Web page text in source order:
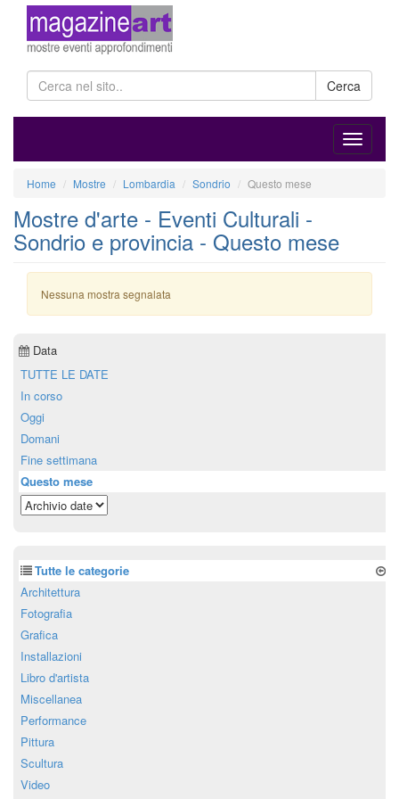
Cerca
Home Mostre Lombardia Sondrio Questo mese
Mostre d'arte - Eventi Culturali -
Sondrio e provincia - Questo mese
Nessuna mostra segnalata
Data
TUTTE LE DATE
In corso
Oggi
Domani
Fine settimana
Questo mese
Tutte le categorie
Architettura
Fotografia
Grafica
Installazioni
Libro d'artista
Miscellanea
Performance
Pittura
Scultura
Video